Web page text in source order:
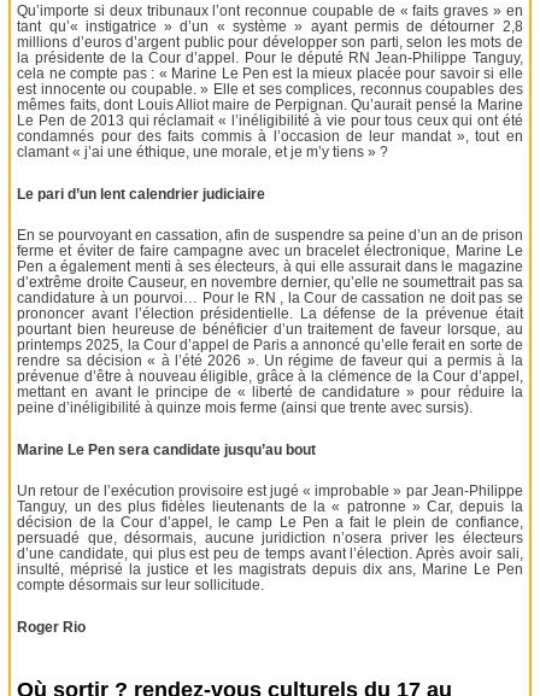
Qu’importe si deux tribunaux l’ont reconnue coupable de « faits graves » en
tant qu’« instigatrice » d’un « système » ayant permis de détourner 2,8
millions d’euros d’argent public pour développer son parti, selon les mots de
la présidente de la Cour d’appel. Pour le député RN Jean-Philippe Tanguy,
cela ne compte pas : « Marine Le Pen est la mieux placée pour savoir si elle
est innocente ou coupable. » Elle et ses complices, reconnus coupables des
mêmes faits, dont Louis Alliot maire de Perpignan. Qu’aurait pensé la Marine
Le Pen de 2013 qui réclamait « l’inéligibilité à vie pour tous ceux qui ont été
condamnés pour des faits commis à l’occasion de leur mandat », tout en
clamant « j’ai une éthique, une morale, et je m’y tiens » ?
Le pari d’un lent calendrier judiciaire
En se pourvoyant en cassation, afin de suspendre sa peine d’un an de prison
ferme et éviter de faire campagne avec un bracelet électronique, Marine Le
Pen a également menti à ses électeurs, à qui elle assurait dans le magazine
d’extrême droite Causeur, en novembre dernier, qu’elle ne soumettrait pas sa
candidature à un pourvoi… Pour le RN , la Cour de cassation ne doit pas se
prononcer avant l’élection présidentielle. La défense de la prévenue était
pourtant bien heureuse de bénéficier d’un traitement de faveur lorsque, au
printemps 2025, la Cour d’appel de Paris a annoncé qu’elle ferait en sorte de
rendre sa décision « à l’été 2026 ». Un régime de faveur qui a permis à la
prévenue d’être à nouveau éligible, grâce à la clémence de la Cour d’appel,
mettant en avant le principe de « liberté de candidature » pour réduire la
peine d’inéligibilité à quinze mois ferme (ainsi que trente avec sursis).
Marine Le Pen sera candidate jusqu’au bout
Un retour de l’exécution provisoire est jugé « improbable » par Jean-Philippe
Tanguy, un des plus fidèles lieutenants de la « patronne » Car, depuis la
décision de la Cour d’appel, le camp Le Pen a fait le plein de confiance,
persuadé que, désormais, aucune juridiction n’osera priver les électeurs
d’une candidate, qui plus est peu de temps avant l’élection. Après avoir sali,
insulté, méprisé la justice et les magistrats depuis dix ans, Marine Le Pen
compte désormais sur leur sollicitude.
Roger Rio
Où sortir ? rendez-vous culturels du 17 au